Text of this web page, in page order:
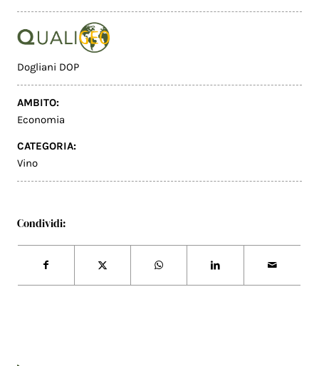
Dogliani DOP
AMBITO:
Economia
CATEGORIA:
Vino
Condividi: